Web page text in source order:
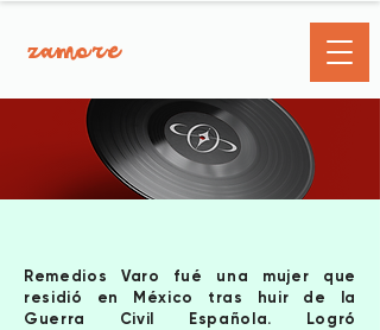
zamore
Remedios Varo fué una mujer que
residió en México tras huir de la
Guerra Civil Española. Logró